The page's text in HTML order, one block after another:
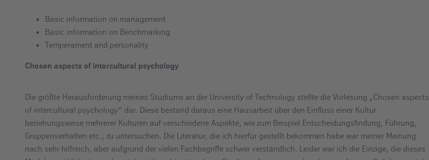
Basic information on management
Basic information on Benchmarking
Temperament and personality
Chosen aspects of intercultural psychology
Die größte Herausforderung meines Studiums an der University of Technology stellte die Vorlesung „Chosen aspects
of intercultural psychology“ dar. Diese bestand daraus eine Hausarbeit über den Einfluss einer Kultur
beziehungsweise mehrerer Kulturen auf verschiedene Aspekte, wie zum Beispiel Entscheidungsfindung, Führung,
Gruppenverhalten etc., zu untersuchen. Die Literatur, die ich hierfür gestellt bekommen habe war meiner Meinung
nach sehr hilfreich, aber aufgrund der vielen Fachbegriffe schwer verständlich. Leider war ich die Einzige, die dieses